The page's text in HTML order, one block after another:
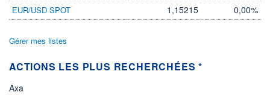
-
0,11 EUR (07/07/25)
PROCHAIN
EUR/USD SPOT 1,15215 0,00%
Gérer mes listes
ACTIONS LES PLUS RECHERCHÉES *
Axa